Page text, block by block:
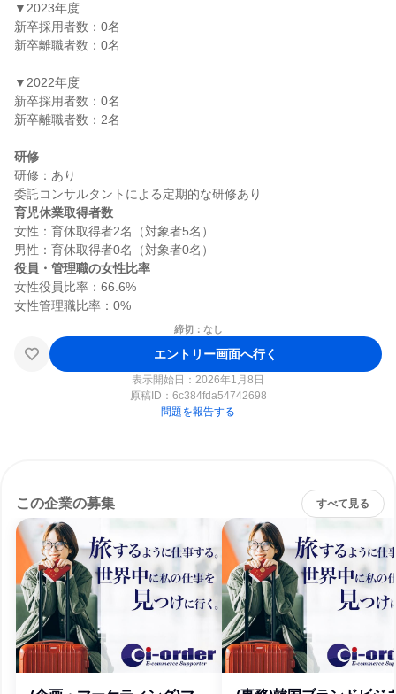
▼2023年度
新卒採用者数：0名
新卒離職者数：0名
▼2022年度
新卒採用者数：0名
新卒離職者数：2名
研修
研修：あり
育児休業取得者数
女性：育休取得者2名（対象者5名）
役員・管理職の女性比率
女性役員比率：66.6%
締切：なし
エントリー画面へ行く
表示開始日：2026年1月8日
原稿ID： 6c384fda54742698
問題を報告する
この企業の募集 すべて見る